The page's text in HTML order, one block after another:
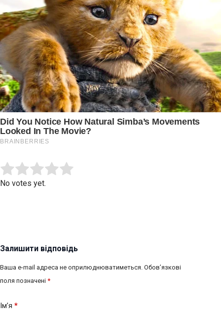
Rate this item:
No votes yet.
Залишити відповідь
Ваша e-mail адреса не оприлюднюватиметься. Обов’язкові
поля позначені *
Ім’я *